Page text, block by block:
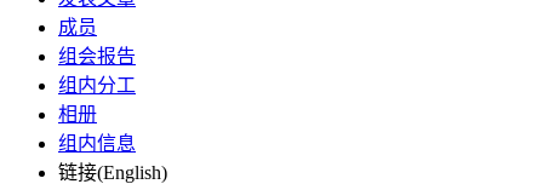
成员
组会报告
组内分工
相册
组内信息
链接(English)